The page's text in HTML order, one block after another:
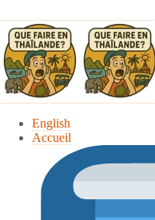
English
Accueil